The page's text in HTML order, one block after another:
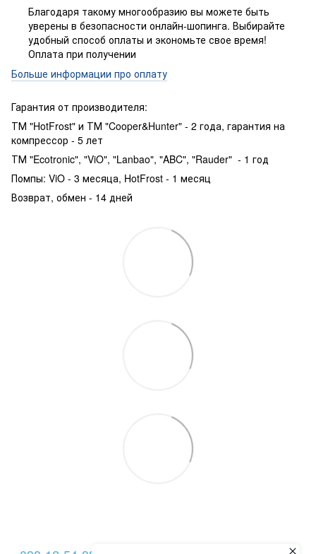
Благодаря такому многообразию вы можете быть
уверены в безопасности онлайн-шопинга. Выбирайте
удобный способ оплаты и экономьте свое время!
Оплата при получении
Больше информации про оплату
Гарантия от производителя:
ТМ "HotFrost" и ТМ "Cooper&Hunter" - 2 года, гарантия на
компрессор - 5 лет
ТМ "Ecotronic", "ViO", "Lanbao", "ABC", "Rauder" - 1 год
Помпы: ViO - 3 месяца, HotFrost - 1 месяц
Возврат, обмен - 14 дней